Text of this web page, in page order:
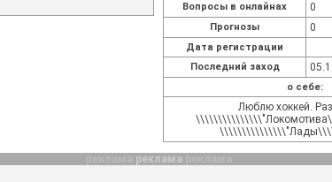
Вопросы в онлайнах 0
Прогнозы 0
Дата регистрации
Последний заход
о себе:
Люблю хоккей.
реклама